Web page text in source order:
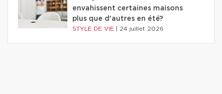
envahissent certaines maisons
plus que d'autres en été?
STYLE DE VIE 24 juillet 2026